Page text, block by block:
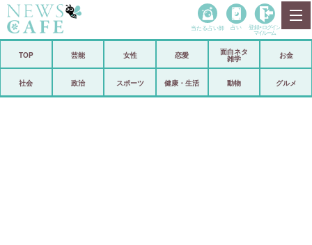
政治
当たる占い師 占い 登録• ログイン
マイルーム
TOP 芸能 女性 恋愛
面白ネタ
雑学
お金
社会 政治 スポーツ 健康・生活 動物 グルメ